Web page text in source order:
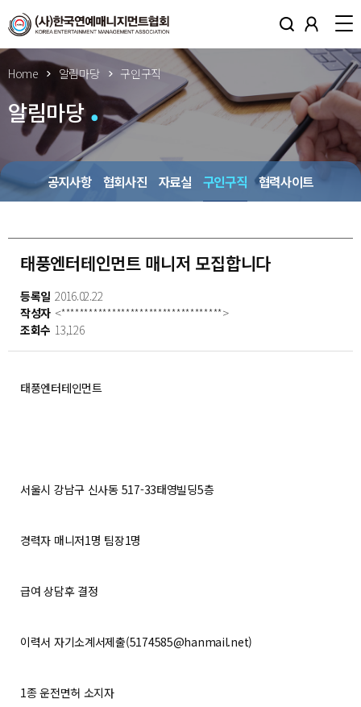
Home 알림마당 구인구직
알림마당
공지사항 협회사진 자료실 구인구직 협력사이트
태풍엔터테인먼트 매니저 모집합니다
등록일 2016.02.22
작성자 <***********************************>
조회수 13,126
태풍엔터테인먼트
서울시 강남구 신사동 517-33태영빌딩5층
경력자 매니저1명 팀장1명
급여 상담후 결정
이력서 자기소계서제출(5174585@hanmail.net)
1종 운전면허 소지자